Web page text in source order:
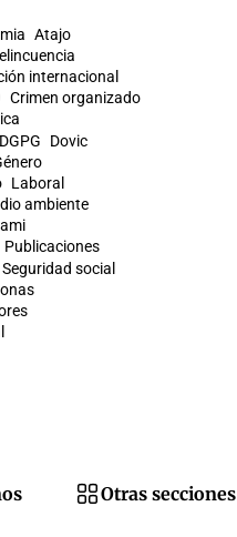
Atajo
internacional
Crimen organizado
DGPG
Dovic
Laboral
ambiente
Publicaciones
Seguridad social
Otras secciones